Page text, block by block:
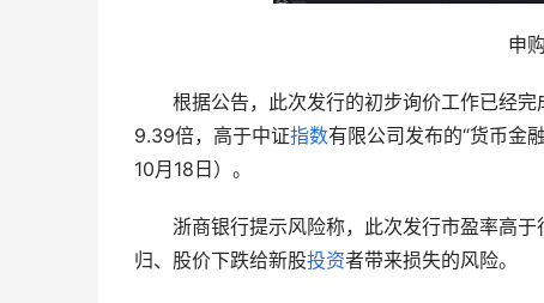
申
根据公告，此次发行的初步询价工作已经完
9.39倍，高于中证指数有限公司发布的“货币金
10月18日）。
浙商银行提示风险称，此次发行市盈率高于
归、股价下跌给新股投资者带来损失的风险。